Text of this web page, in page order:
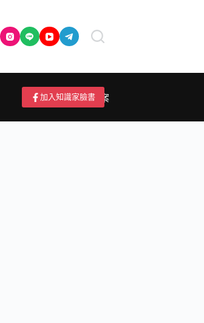
成為作者/投稿/提案
加入知識家臉書